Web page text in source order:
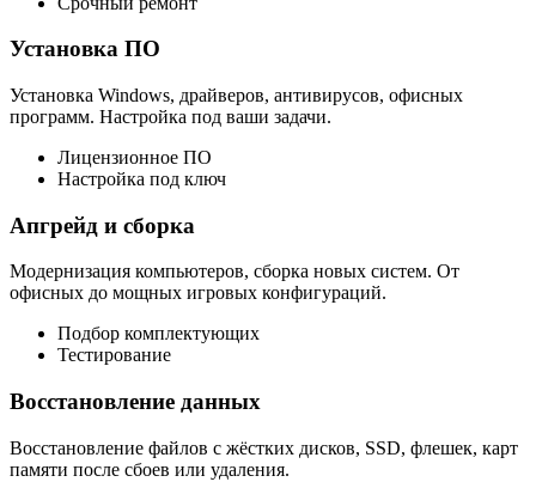
Установка ПО
Установка Windows, драйверов, антивирусов, офисных
программ. Настройка под ваши задачи.
Лицензионное ПО
Настройка под ключ
Апгрейд и сборка
Модернизация компьютеров, сборка новых систем. От
офисных до мощных игровых конфигураций.
Подбор комплектующих
Тестирование
Восстановление данных
Восстановление файлов с жёстких дисков, SSD, флешек, карт
памяти после сбоев или удаления.